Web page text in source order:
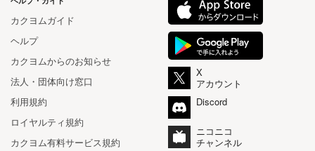
カクヨムガイド
ヘルプ
カクヨムからのお知らせ
法人・団体向け窓口
利用規約
ロイヤルティ規約
カクヨム有料サービス規約
X
アカウント
Discord
ニコニコ
チャンネル